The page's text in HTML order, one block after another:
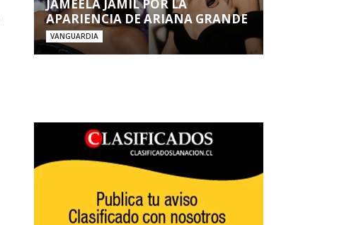
JAMEELA JAMIL POR LA
APARIENCIA DE ARIANA GRANDE
VANGUARDIA